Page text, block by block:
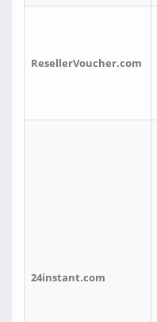
ResellerVoucher.com
24instant.com